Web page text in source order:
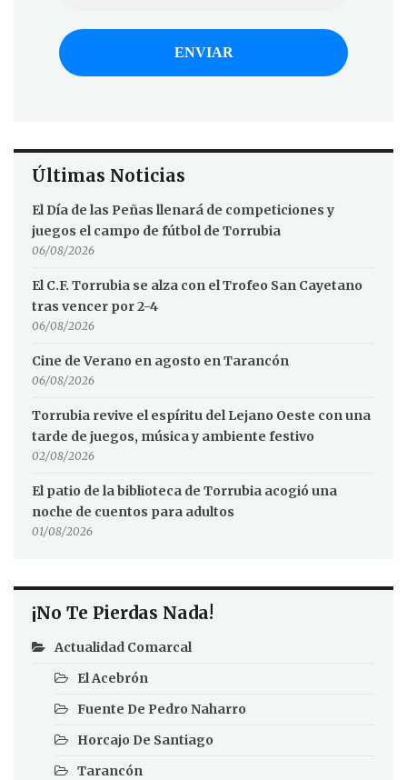
Últimas Noticias
El Día de las Peñas llenará de competiciones y
juegos el campo de fútbol de Torrubia
06/08/2026
El C.F. Torrubia se alza con el Trofeo San Cayetano
tras vencer por 2-4
06/08/2026
Cine de Verano en agosto en Tarancón
06/08/2026
Torrubia revive el espíritu del Lejano Oeste con una
tarde de juegos, música y ambiente festivo
02/08/2026
El patio de la biblioteca de Torrubia acogió una
noche de cuentos para adultos
01/08/2026
¡No Te Pierdas Nada!
Actualidad Comarcal
El Acebrón
Fuente De Pedro Naharro
Horcajo De Santiago
Tarancón